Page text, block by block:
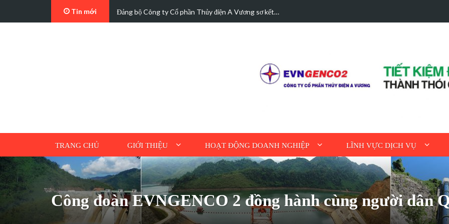
Tin mới Đảng bộ Công ty Cổ phần Thủy điện A Vương sơ kết…
TRANG CHỦ GIỚI THIỆU HOẠT ĐỘNG DOANH NGHIỆP LĨNH VỰC DỊCH VỤ
Công đoàn EVNGENCO 2 đồng hành cùng người dân